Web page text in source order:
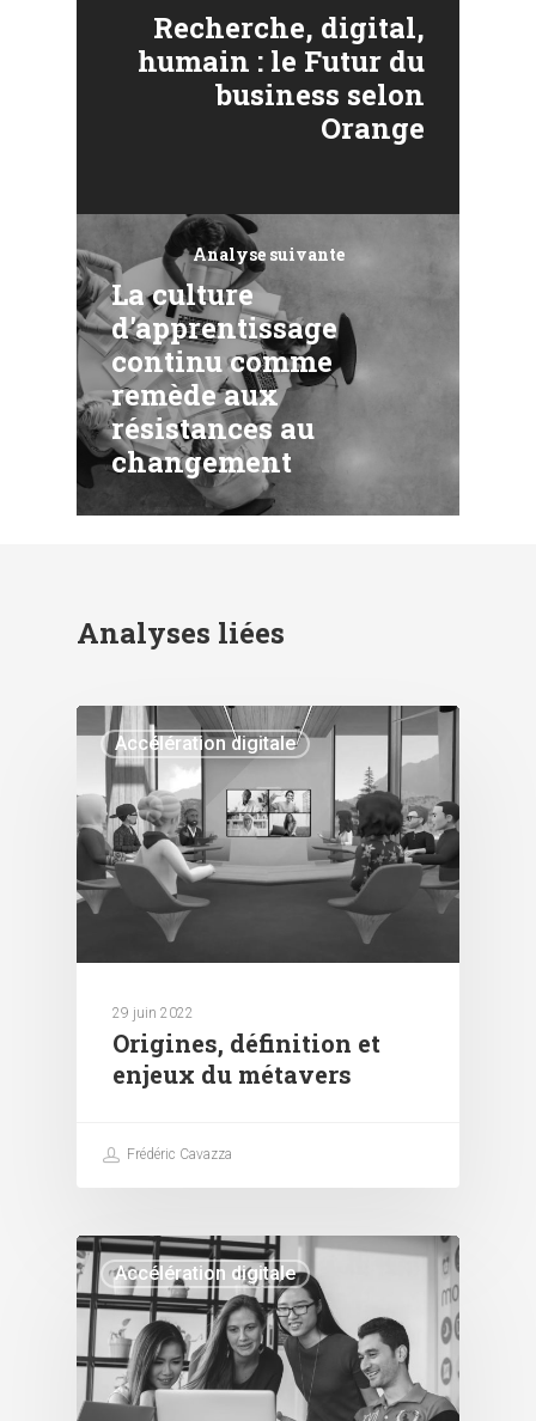
Recherche, digital,
humain : le Futur du
business selon
Orange
Analyse suivante
La culture
d'apprentissage
continu comme
remède aux
résistances au
changement
Analyses liées
Accélération digitale
29 juin 2022
Origines, définition et
enjeux du métavers
Frédéric Cavazza
Accélération digitale